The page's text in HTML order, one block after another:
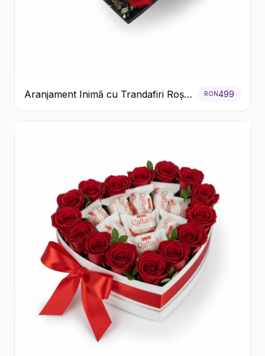
Aranjament Inimă cu Trandafiri Roșii
și Floarea Miresei
RON499